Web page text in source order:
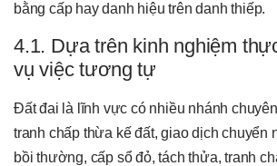
bằng cấp hay danh hiệu trên danh thiếp.
4.1. Dựa trên kinh nghiệm
vụ việc tương tự
Đất đai là lĩnh vực có nhiều nhánh
tranh chấp thừa kế đất, giao dịch chuyển
bồi thường, cấp sổ đỏ, tách thửa, tranh